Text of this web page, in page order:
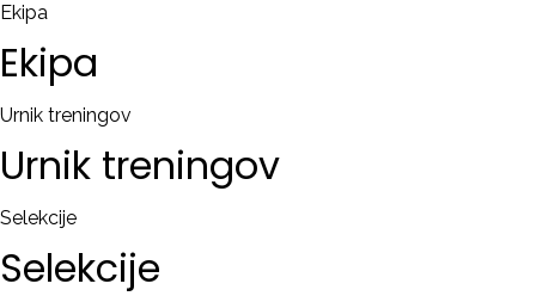
Ekipa
Ekipa
Urnik treningov
Urnik treningov
Selekcije
Selekcije
/